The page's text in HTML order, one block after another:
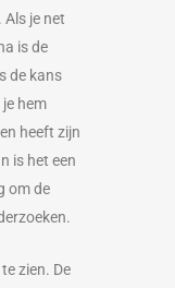
je net
is de
de kans
hem
heeft zijn
is het een
om de
zien. De